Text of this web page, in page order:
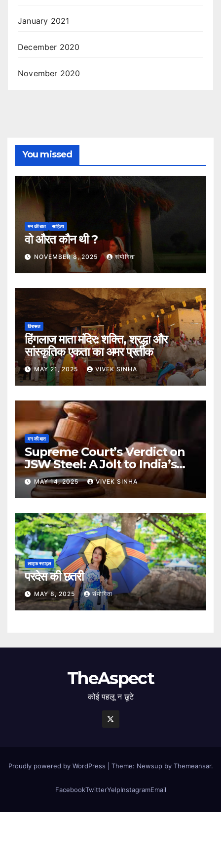
January 2021
December 2020
November 2020
You missed
मन की बात साहित्य
वो औरत कौन थी ?
NOVEMBER 8, 2025 संयोगिता
विरासत
हिंगलाज माता मंदिर: शक्ति, श्रद्धा और
सांस्कृतिक एकता का अमर प्रतीक
MAY 21, 2025 VIVEK SINHA
मन की बात
Supreme Court’s Verdict on
JSW Steel: A Jolt to India’s
Insolvency Framework
MAY 14, 2025 VIVEK SINHA
लाइफ स्टाइल
परदेस की छतरी
MAY 8, 2025 संयोगिता
TheAspect
कोई पहलू न छूटे
Proudly powered by WordPress Theme: Newsup by Themeansar.
FacebookTwitterYelpInstagramEmail